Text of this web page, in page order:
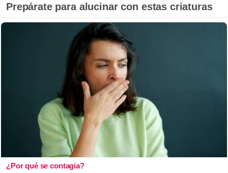
Prepárate para alucinar con estas criaturas
¿Por qué se contagia?